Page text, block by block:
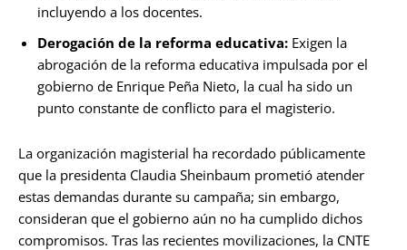
incluyendo a los docentes.
Derogación de la reforma educativa: Exigen la
abrogación de la reforma educativa impulsada por el
gobierno de Enrique Peña Nieto, la cual ha sido un
punto constante de conflicto para el magisterio.
La organización magisterial ha recordado públicamente
que la presidenta Claudia Sheinbaum prometió atender
estas demandas durante su campaña; sin embargo,
consideran que el gobierno aún no ha cumplido dichos
compromisos. Tras las recientes movilizaciones, la CNTE